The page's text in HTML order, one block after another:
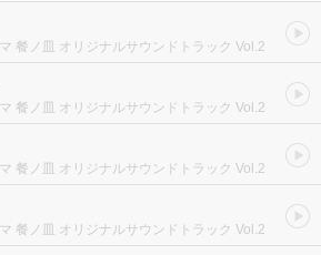
餐ノ皿 オリジナルサウンドトラック Vol.2
餐ノ皿 オリジナルサウンドトラック Vol.2
餐ノ皿 オリジナルサウンドトラック Vol.2
餐ノ皿 オリジナルサウンドトラック Vol.2